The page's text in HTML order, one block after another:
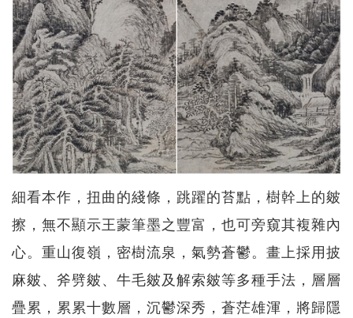
細看本作，扭曲的綫條，跳躍的苔點，樹幹上的皴
擦，無不顯示王蒙筆墨之豐富，也可旁窺其複雜內
心。重山復嶺，密樹流泉，氣勢蒼鬱。畫上採用披
麻皴、斧劈皴、牛毛皴及解索皴等多種手法，層層
疊累，累累十數層，沉鬱深秀，蒼茫雄渾，將歸隱